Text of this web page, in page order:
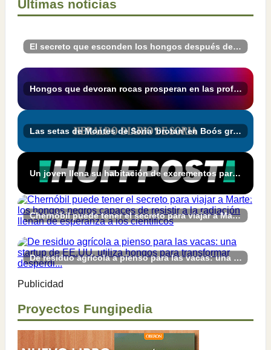
Últimas noticias
El secreto que esconden los hongos después de la lluvia
Hongos que devoran rocas prosperan en las profundidades de la Tierra
Las setas de Montes de Soria 'brotan' en Boós gracias a MICOhábitats - Heraldo-Diario de Soria
Un joven llena su habitación de excrementos para grabar los hongos que crecen en ellos: "Tengo un compañero de piso muy comprensivo"
Chernóbil puede tener el secreto para viajar a Marte: los hongos negros capaces de resistir a la radiación llenan de esperanza a los científicos
De residuo agrícola a pienso para las vacas: una startup de EE.UU. utiliza hongos para transformar desperdi...
Publicidad
Proyectos Fungipedia